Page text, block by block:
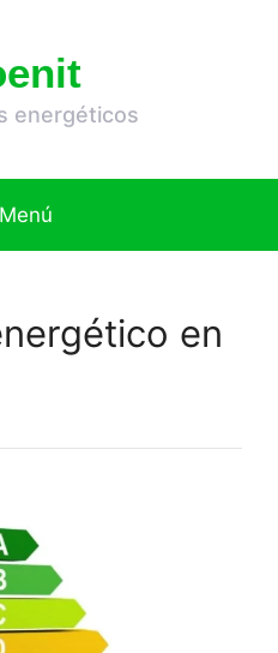
energéticos
Menú
en